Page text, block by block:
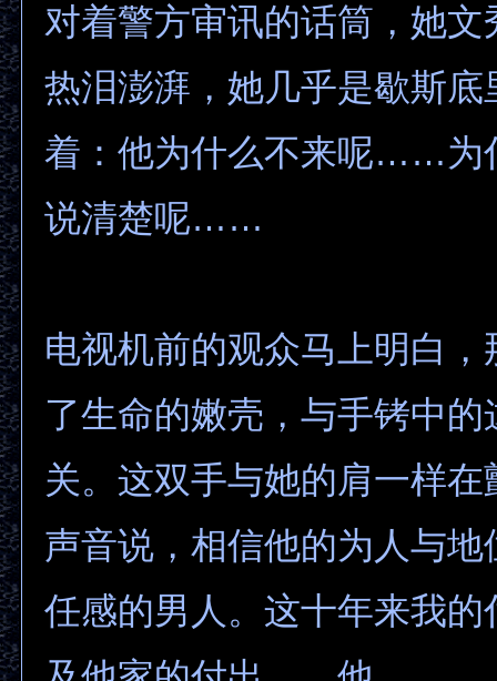
对着警方审讯的话筒，她文
热泪澎湃，她几乎是歇斯底
着：他为什么不来呢……为
说清楚呢……
电视机前的观众马上明白，
了生命的嫩壳，与手铐中的
关。这双手与她的肩一样在
声音说，相信他的为人与地
任感的男人。这十年来我的